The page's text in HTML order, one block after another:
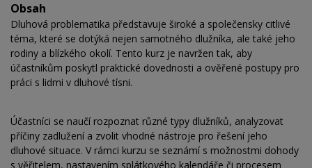
Obsah
Dluhová problematika představuje široké a společensky citlivé
téma, které se dotýká nejen samotného dlužníka, ale také jeho
rodiny a blízkého okolí. Tento kurz je navržen tak, aby
účastníkům poskytl praktické dovednosti a ověřené postupy pro
práci s lidmi v dluhové tísni.
Účastníci se naučí rozpoznat různé typy dlužníků, analyzovat
příčiny zadlužení a zvolit vhodné nástroje pro řešení jeho
dluhové situace. V rámci kurzu se seznámí s možnostmi dohody
s věřitelem, nastavením splátkového kalendáře či procesem